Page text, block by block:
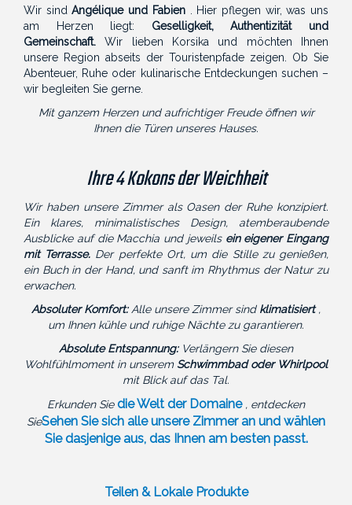
Wir sindAngélique und Fabien. Hier pflegen wir, was uns
am Herzen liegt: Geselligkeit, Authentizität und
Gemeinschaft. Wir lieben Korsika und möchten Ihnen
unsere Region abseits der Touristenpfade zeigen. Ob Sie
Abenteuer, Ruhe oder kulinarische Entdeckungen suchen –
wir begleiten Sie gerne.
Mit ganzem Herzen und aufrichtiger Freude öffnen wir
Ihnen die Türen unseres Hauses.
Ihre 4 Kokons der Weichheit
Wir haben unsere Zimmer als Oasen der Ruhe konzipiert.
Ein klares, minimalistisches Design, atemberaubende
Ausblicke auf die Macchia und jeweils ein eigener Eingang
mit Terrasse. Der perfekte Ort, um die Stille zu genießen,
ein Buch in der Hand, und sanft im Rhythmus der Natur zu
erwachen.
Absoluter Komfort:Alle unsere Zimmer sind klimatisiert,
um Ihnen kühle und ruhige Nächte zu garantieren.
Absolute Entspannung:Verlängern Sie diesen
Wohlfühlmoment in unserem Schwimmbad oder Whirlpool
mit Blick auf das Tal.
Erkunden Siedie Welt der Domaine, entdecken
SieSehen Sie sich alle unsere Zimmer an und wählen
Sie dasjenige aus, das Ihnen am besten passt.
Teilen & Lokale Produkte